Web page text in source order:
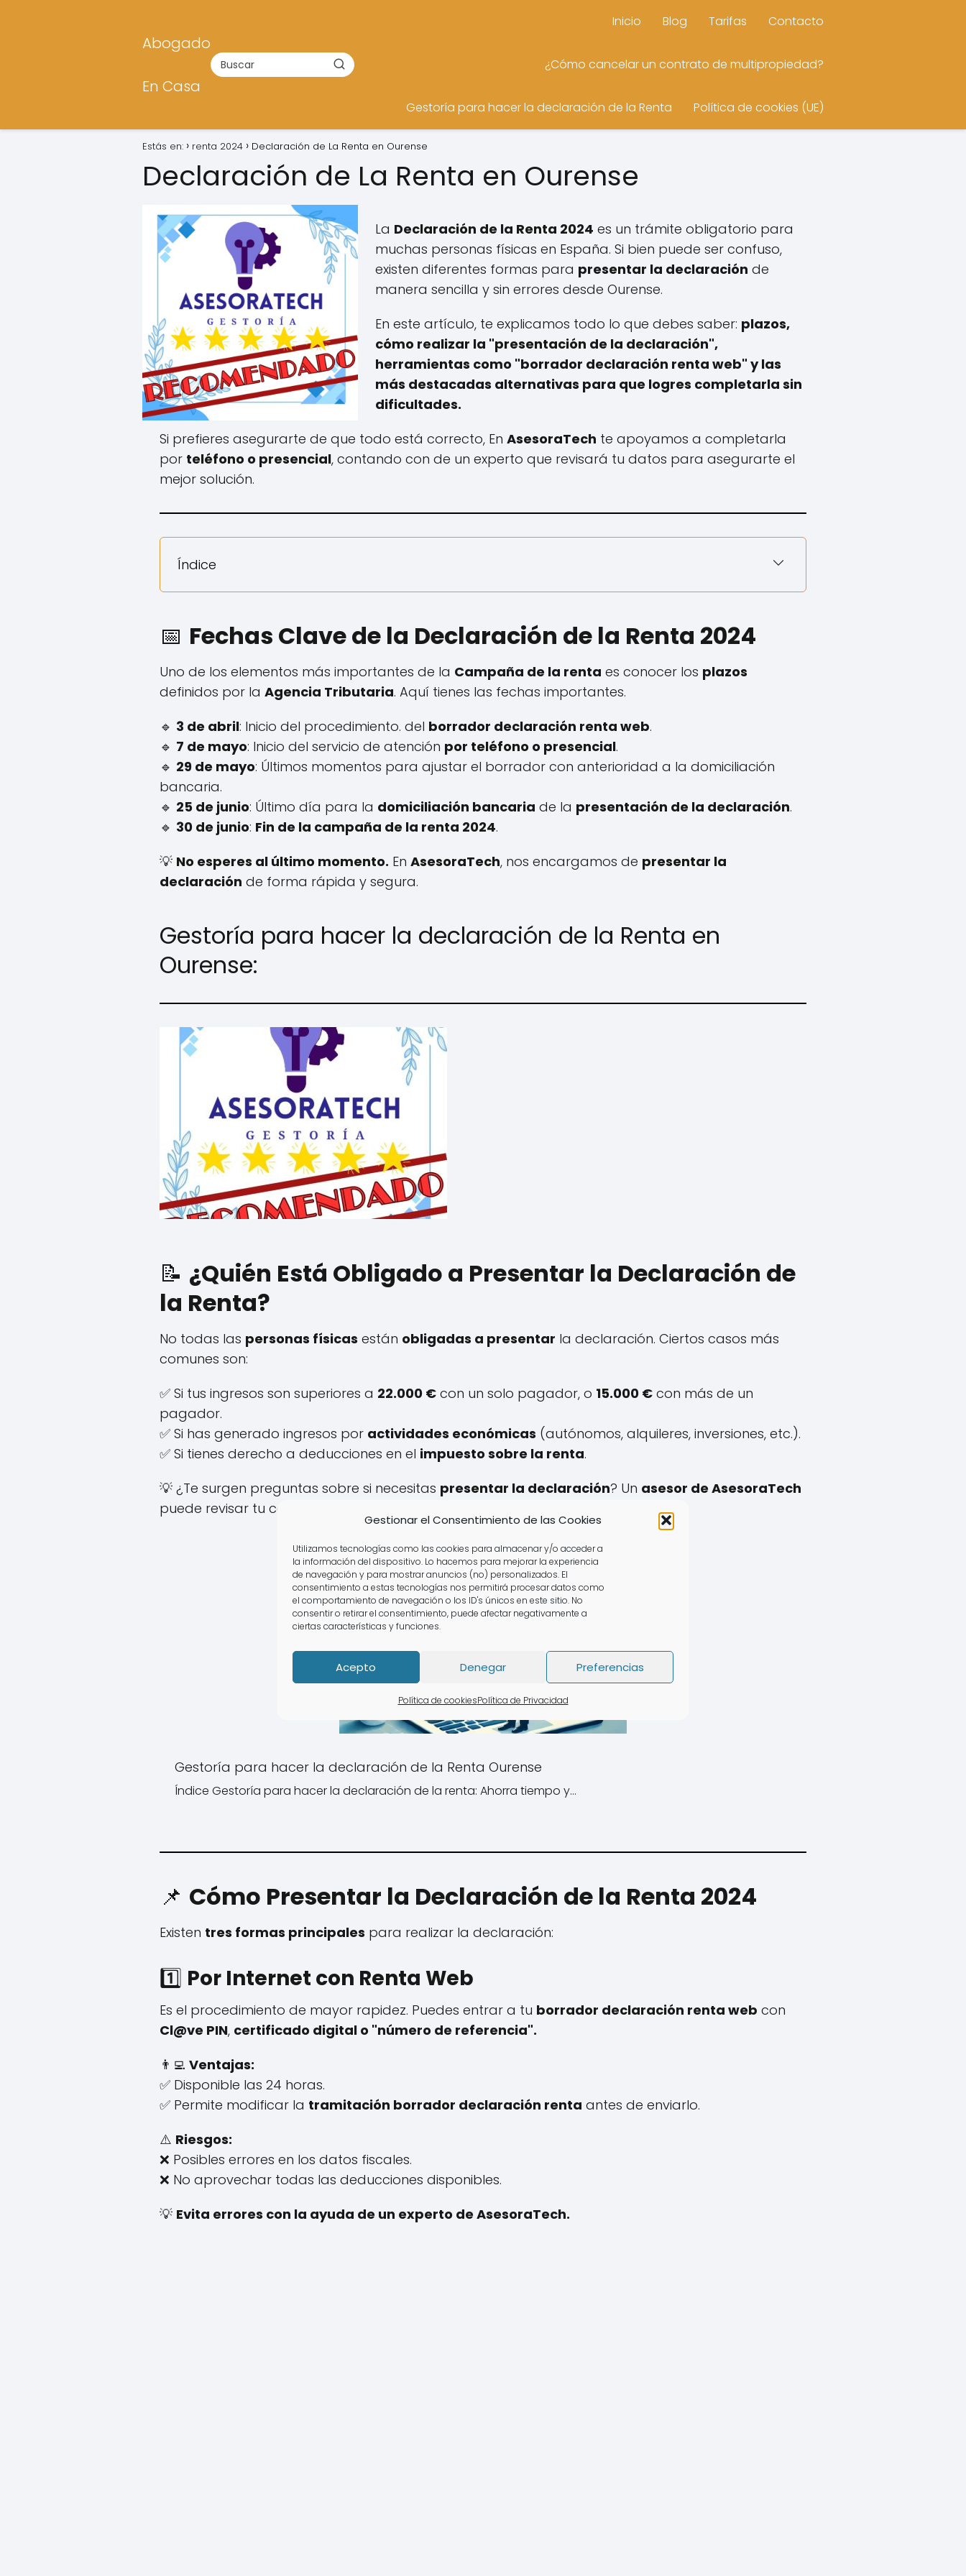
Gestionar el Consentimiento de las Cookies
Utilizamos tecnologías como las cookies para almacenar y/o acceder a
la información del dispositivo. Lo hacemos para mejorar la experiencia
de navegación y para mostrar anuncios (no) personalizados. El
consentimiento a estas tecnologías nos permitirá procesar datos como
el comportamiento de navegación o los ID's únicos en este sitio. No
consentir o retirar el consentimiento, puede afectar negativamente a
ciertas características y funciones.
Acepto Denegar Preferencias
Política de cookiesPolítica de Privacidad
Abogado
En Casa
Inicio Blog Tarifas Contacto
¿Cómo cancelar un contrato de multipropiedad?
Gestoría para hacer la declaración de la Renta Política de cookies (UE)
Estás en: renta 2024 Declaración de La Renta en Ourense
Declaración de La Renta en Ourense
La Declaración de la Renta 2024 es un trámite obligatorio para
muchas personas físicas en España. Si bien puede ser confuso,
existen diferentes formas para presentar la declaración de
manera sencilla y sin errores desde Ourense.
En este artículo, te explicamos todo lo que debes saber: plazos,
cómo realizar la "presentación de la declaración",
herramientas como "borrador declaración renta web" y las
más destacadas alternativas para que logres completarla sin
dificultades.
Si prefieres asegurarte de que todo está correcto, En AsesoraTech te apoyamos a completarla
por teléfono o presencial, contando con de un experto que revisará tu datos para asegurarte el
mejor solución.
Índice
📅 Fechas Clave de la Declaración de la Renta 2024
Uno de los elementos más importantes de la Campaña de la renta es conocer los plazos
definidos por la Agencia Tributaria. Aquí tienes las fechas importantes.
🔹 3 de abril: Inicio del procedimiento. del borrador declaración renta web.
🔹 7 de mayo: Inicio del servicio de atención por teléfono o presencial.
🔹 29 de mayo: Últimos momentos para ajustar el borrador con anterioridad a la domiciliación
bancaria.
🔹 25 de junio: Último día para la domiciliación bancaria de la presentación de la declaración.
🔹 30 de junio: Fin de la campaña de la renta 2024.
💡 No esperes al último momento. En AsesoraTech, nos encargamos de presentar la
declaración de forma rápida y segura.
Gestoría para hacer la declaración de la Renta en
Ourense:
📝 ¿Quién Está Obligado a Presentar la Declaración de
la Renta?
No todas las personas físicas están obligadas a presentar la declaración. Ciertos casos más
comunes son:
✅ Si tus ingresos son superiores a 22.000 € con un solo pagador, o 15.000 € con más de un
pagador.
✅ Si has generado ingresos por actividades económicas (autónomos, alquileres, inversiones, etc.).
✅ Si tienes derecho a deducciones en el impuesto sobre la renta.
💡 ¿Te surgen preguntas sobre si necesitas presentar la declaración? Un asesor de AsesoraTech
puede revisar tu caso sin obligación.
Gestoría para hacer la declaración de la Renta Ourense
Índice Gestoría para hacer la declaración de la renta: Ahorra tiempo y…
📌 Cómo Presentar la Declaración de la Renta 2024
Existen tres formas principales para realizar la declaración:
1️⃣ Por Internet con Renta Web
Es el procedimiento de mayor rapidez. Puedes entrar a tu borrador declaración renta web con
Cl@ve PIN, certificado digital o "número de referencia".
👨‍💻 Ventajas:
✅ Disponible las 24 horas.
✅ Permite modificar la tramitación borrador declaración renta antes de enviarlo.
⚠️ Riesgos:
❌ Posibles errores en los datos fiscales.
❌ No aprovechar todas las deducciones disponibles.
💡 Evita errores con la ayuda de un experto de AsesoraTech.